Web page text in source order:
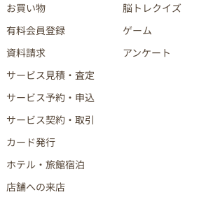
お買い物
有料会員登録
資料請求
サービス見積・査定
サービス予約・申込
サービス契約・取引
カード発行
ホテル・旅館宿泊
店舗への来店
脳トレクイズ
ゲーム
アンケート